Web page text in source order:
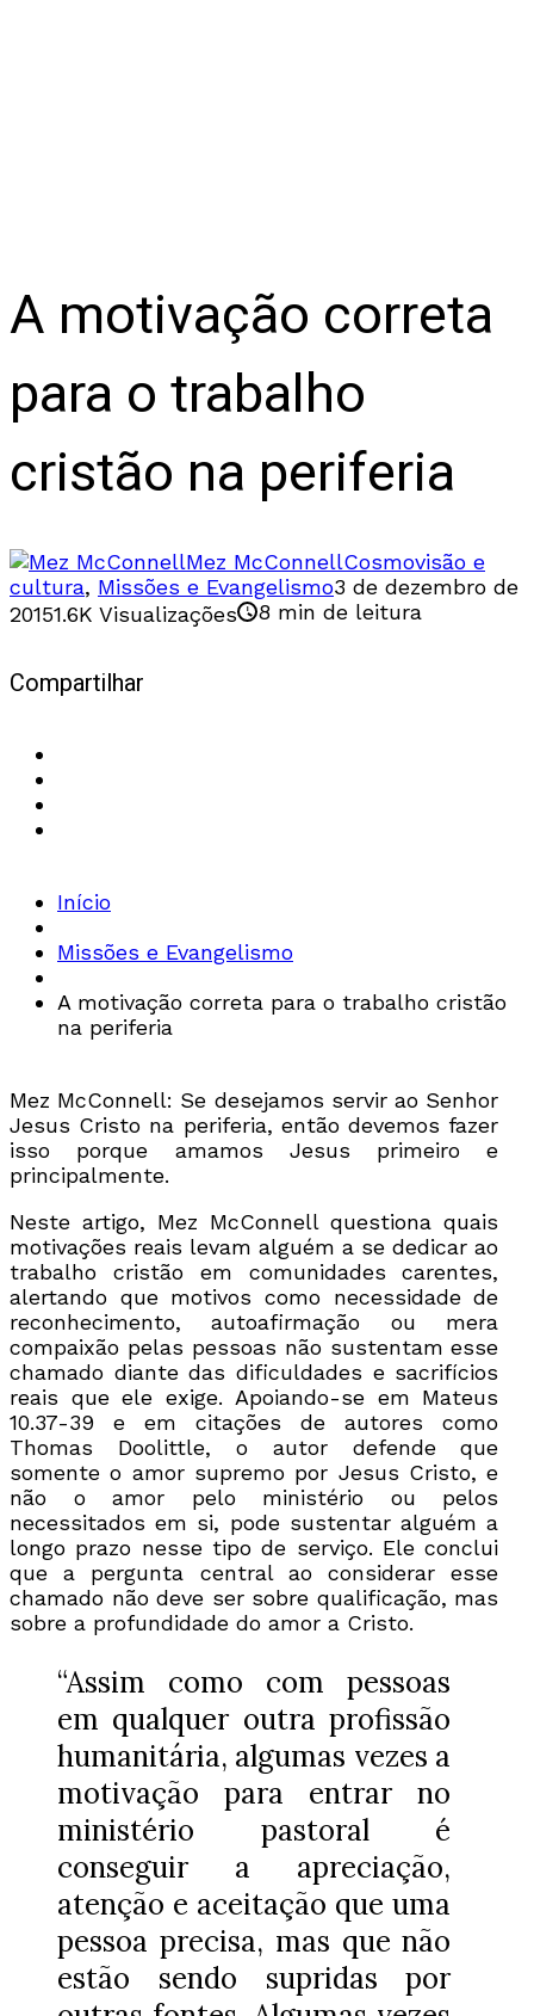
A motivação correta
para o trabalho
cristão na periferia
Mez McConnellCosmovisão e
cultura, Missões e Evangelismo3 de dezembro de
20151.6K Visualizações 8 min de leitura
Compartilhar
Início
Missões e Evangelismo
A motivação correta para o trabalho cristão
na periferia
Mez McConnell: Se desejamos servir ao Senhor
Jesus Cristo na periferia, então devemos fazer
isso porque amamos Jesus primeiro e
principalmente.
Neste artigo, Mez McConnell questiona quais
motivações reais levam alguém a se dedicar ao
trabalho cristão em comunidades carentes,
alertando que motivos como necessidade de
reconhecimento, autoafirmação ou mera
compaixão pelas pessoas não sustentam esse
chamado diante das dificuldades e sacrifícios
reais que ele exige. Apoiando-se em Mateus
10.37-39 e em citações de autores como
Thomas Doolittle, o autor defende que
somente o amor supremo por Jesus Cristo, e
não o amor pelo ministério ou pelos
necessitados em si, pode sustentar alguém a
longo prazo nesse tipo de serviço. Ele conclui
que a pergunta central ao considerar esse
chamado não deve ser sobre qualificação, mas
sobre a profundidade do amor a Cristo.
“Assim como com pessoas
em qualquer outra profissão
humanitária, algumas vezes a
motivação para entrar no
ministério pastoral é
conseguir a apreciação,
atenção e aceitação que uma
pessoa precisa, mas que não
estão sendo supridas por